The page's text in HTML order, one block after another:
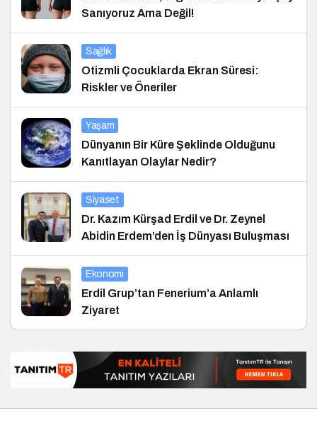
Sanıyoruz Ama Değil!
Sağlık
Otizmli Çocuklarda Ekran Süresi:
Riskler ve Öneriler
Yaşam
Dünyanın Bir Küre Şeklinde Olduğunu
Kanıtlayan Olaylar Nedir?
Siyaset
Dr. Kazım Kürşad Erdil ve Dr. Zeynel
Abidin Erdem’den İş Dünyası Buluşması
Ekonomi
Erdil Grup’tan Fenerium’a Anlamlı
Ziyaret